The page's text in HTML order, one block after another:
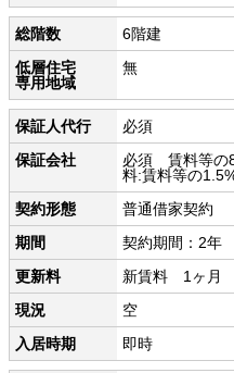
総階数
6階建
低層住宅
専用地域
無
保証人代行
必須
保証会社
必須 賃料等の
料:賃料等の
契約形態
普通借家契約
期間
契約期間：2年
更新料
新賃料 1ヶ月
現況
空
入居時期
即時